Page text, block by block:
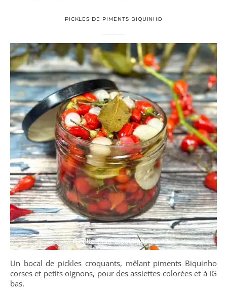
PICKLES DE PIMENTS BIQUINHO
Un bocal de pickles croquants, mêlant piments Biquinho
corses et petits oignons, pour des assiettes colorées et à IG
bas.